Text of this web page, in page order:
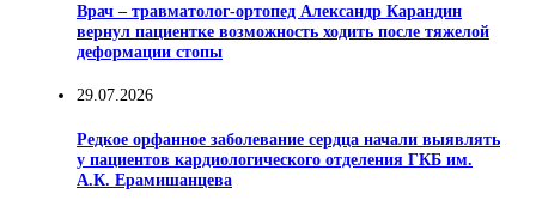
Врач – травматолог-ортопед Александр Карандин
вернул пациентке возможность ходить после тяжелой
деформации стопы
29.07.2026
Редкое орфанное заболевание сердца начали выявлять
у пациентов кардиологического отделения ГКБ им.
А.К. Ерамишанцева